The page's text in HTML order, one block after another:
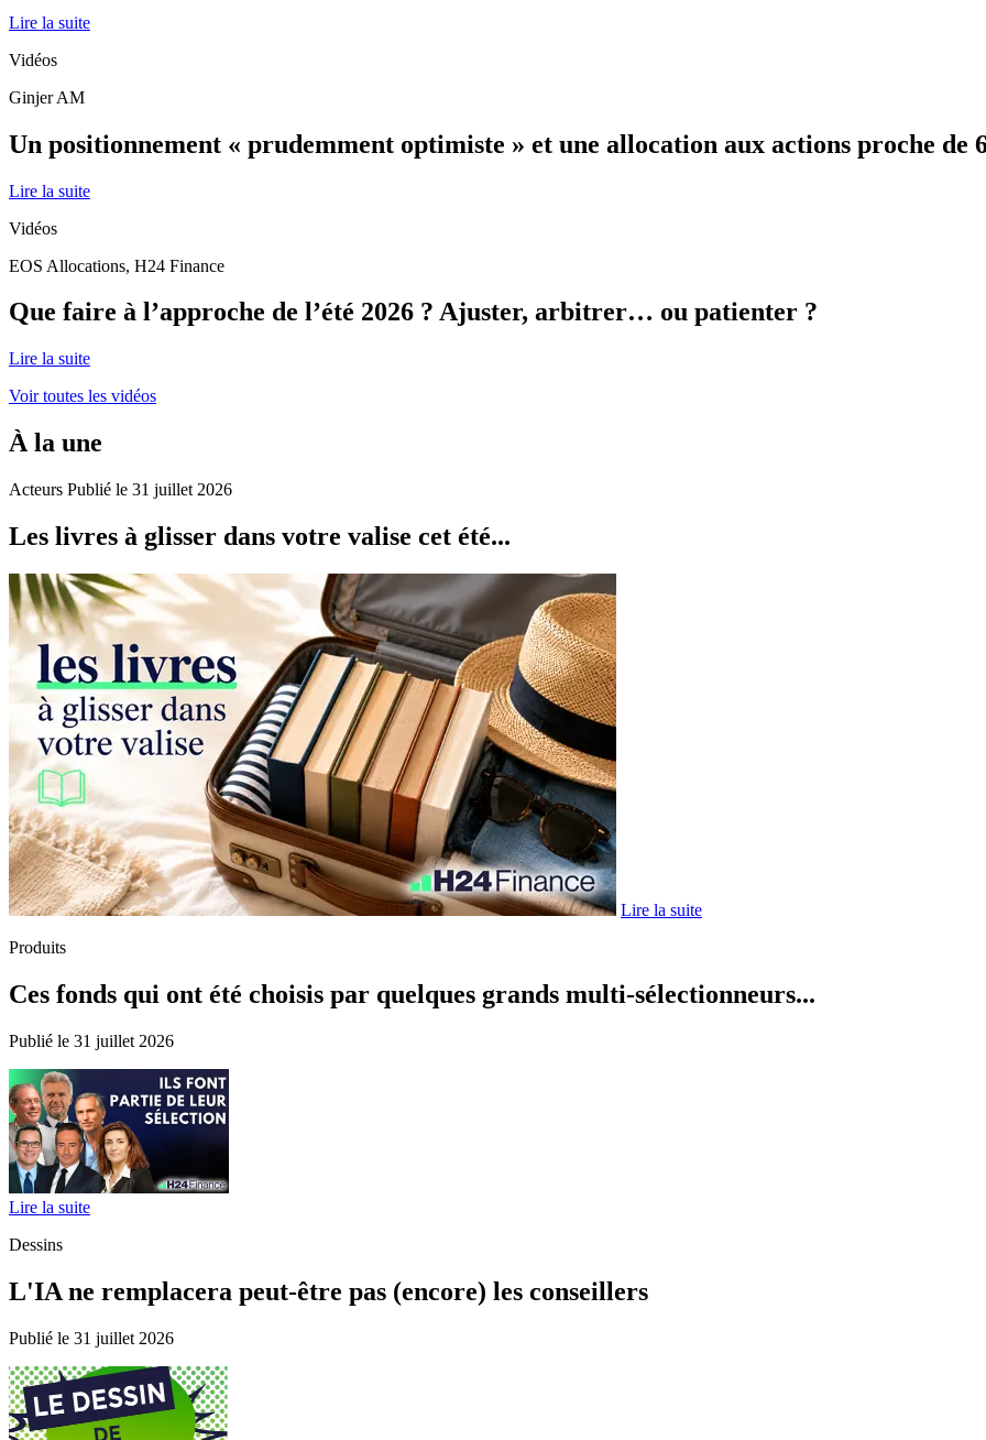
Lire la suite
Vidéos
Ginjer AM
Un positionnement « prudemment optimiste » et une allocation aux actions proche de
Lire la suite
Vidéos
EOS Allocations, H24 Finance
Que faire à l’approche de l’été 2026 ? Ajuster, arbitrer… ou patienter ?
Lire la suite
Voir toutes les vidéos
À la une
Acteurs Publié le 31 juillet 2026
Les livres à glisser dans votre valise cet été...
Lire la suite
Produits
Ces fonds qui ont été choisis par quelques grands multi-sélectionneurs...
Publié le 31 juillet 2026
Lire la suite
Dessins
L'IA ne remplacera peut-être pas (encore) les conseillers
Publié le 31 juillet 2026